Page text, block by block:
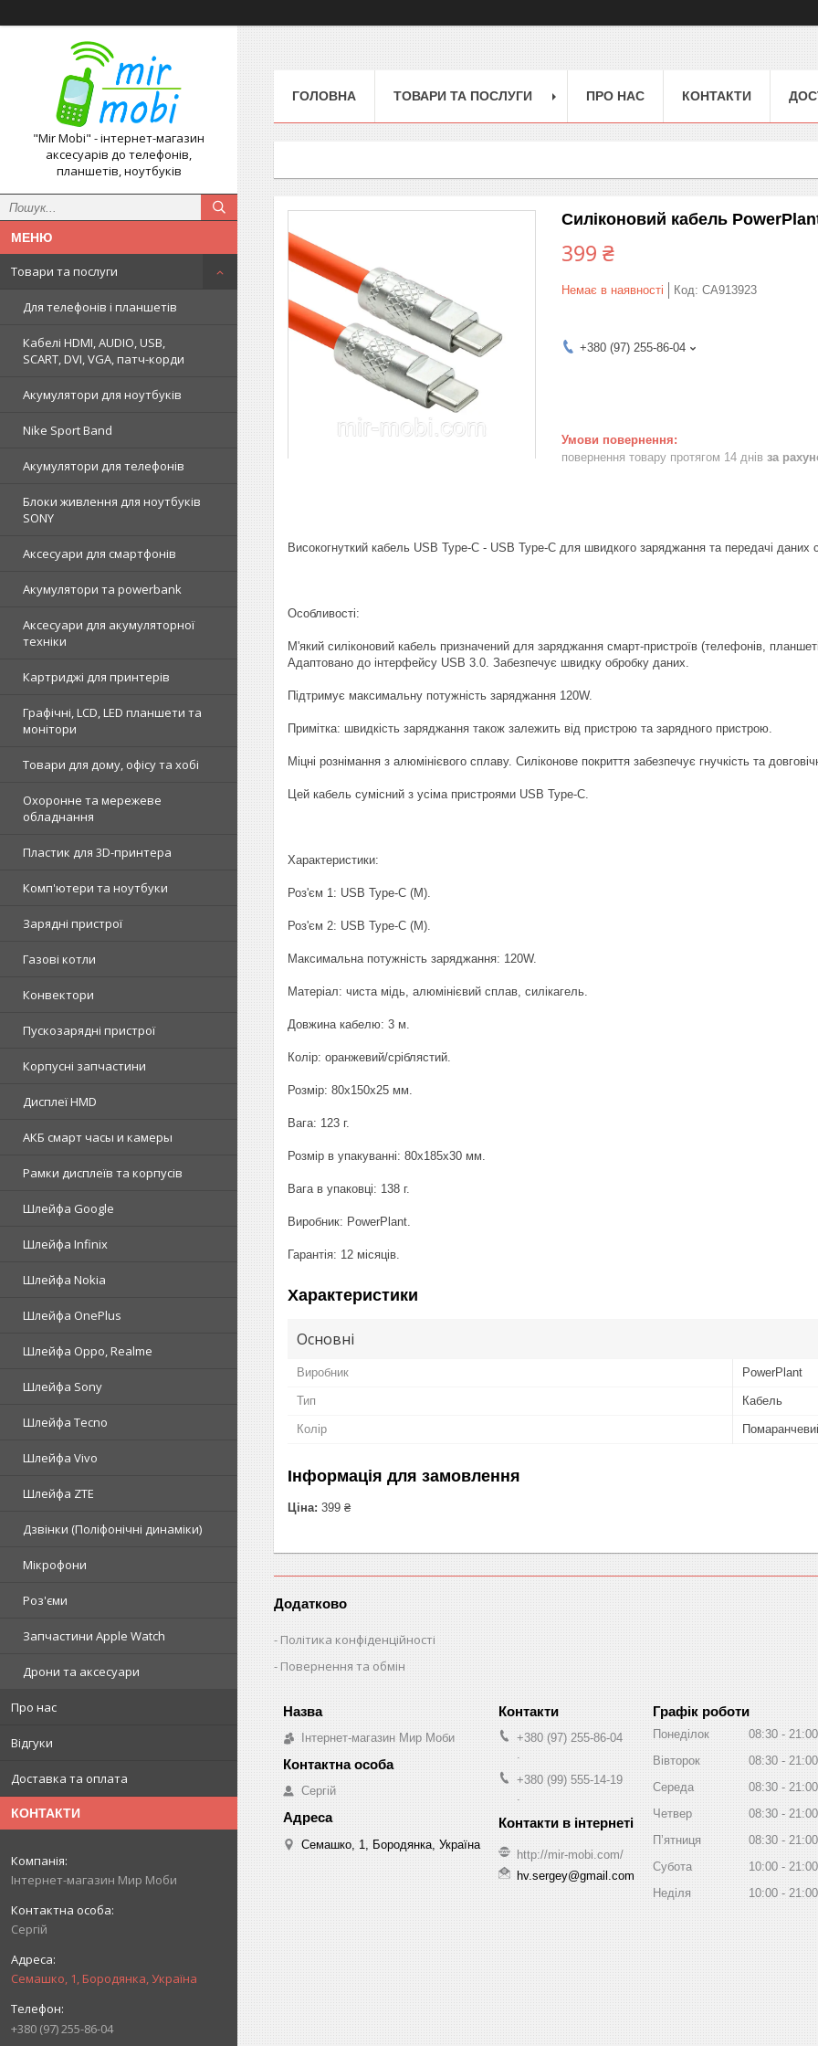
"Mir Mobi" - інтернет-магазин
аксесуарів до телефонів,
планшетів, ноутбуків
Товари та послуги
Для телефонів і планшетів
Кабелі HDMI, AUDIO, USB,
SCART, DVI, VGA, патч-корди
Акумулятори для ноутбуків
Nike Sport Band
Акумулятори для телефонів
Блоки живлення для ноутбуків
SONY
Аксесуари для смартфонів
Акумулятори та powerbank
Аксесуари для акумуляторної
техніки
Картриджі для принтерів
Графічні, LCD, LED планшети та
монітори
Товари для дому, офісу та хобі
Охоронне та мережеве
обладнання
Пластик для 3D-принтера
Комп'ютери та ноутбуки
Зарядні пристрої
Газові котли
Конвектори
Пускозарядні пристрої
Корпусні запчастини
Дисплеї HMD
АКБ смарт часы и камеры
Рамки дисплеїв та корпусів
Шлейфа Google
Шлейфа Infinix
Шлейфа Nokia
Шлейфа OnePlus
Шлейфа Oppo, Realme
Шлейфа Sony
Шлейфа Tecno
Шлейфа Vivo
Шлейфа ZTE
Дзвінки (Поліфонічні динаміки)
Мікрофони
Роз'єми
Запчастини Apple Watch
Дрони та аксесуари
Про нас
Відгуки
Доставка та оплата
КОНТАКТИ
Інтернет-магазин Мир Моби
Сергій
Семашко, 1, Бородянка, Україна
+380 (97) 255-86-04
ГОЛОВНА ТОВАРИ ТА ПОСЛУГИ ПРО НАС КОНТАКТИ
Силіконовий кабель
399 ₴
Немає в наявності Код: CA913923
+380 (97) 255-86-04
повернення товару протягом 14 днів за
Високогнуткий кабель USB Type-C - USB Type-C для швидкого заряджання та передачі
Особливості:
М'який силіконовий кабель призначений для заряджання смарт-пристроїв (телефонів,
Адаптовано до інтерфейсу USB 3.0. Забезпечує швидку обробку даних.
Підтримує максимальну потужність заряджання 120W.
Примітка: швидкість заряджання також залежить від пристрою та зарядного пристрою.
Міцні рознімання з алюмінієвого сплаву. Силіконове покриття забезпечує гнучкість та
Цей кабель сумісний з усіма пристроями USB Type-C.
Характеристики:
Роз'єм 1: USB Type-C (M).
Роз'єм 2: USB Type-C (M).
Максимальна потужність заряджання: 120W.
Матеріал: чиста мідь, алюмінієвий сплав, силікагель.
Довжина кабелю: 3 м.
Колір: оранжевий/сріблястий.
Розмір: 80x150x25 мм.
Вага: 123 г.
Розмір в упакуванні: 80x185x30 мм.
Вага в упаковці: 138 г.
Виробник: PowerPlant.
Гарантія: 12 місяців.
Характеристики
Основні
Виробник PowerPlant
Тип Кабель
Колір
Інформація для замовлення
Ціна: 399 ₴
Додатково
Політика конфіденційності
Повернення та обмін
Інтернет-магазин Мир Моби
Сергій
Семашко, 1, Бородянка, Україна
+380 (97) 255-86-04
+380 (99) 555-14-19
http://mir-mobi.com/
hv.sergey@gmail.com
Графік роботи
Понеділок 08:30
21:00
Вівторок
08:30
21:00
Середа
08:30
21:00
Четвер
08:30
21:00
Пʼятниця
08:30
21:00
Субота
10:00
21:00
Неділя
10:00 21:00